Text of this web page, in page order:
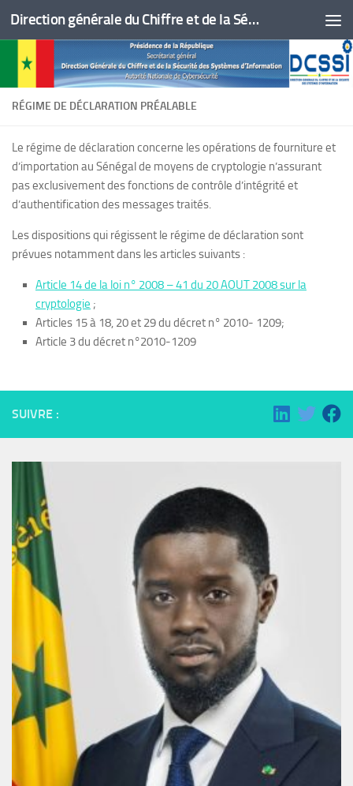
Skip to content Direction générale du Chiffre et de la Sécurité des Systèmes d'Information
RÉGIME DE DÉCLARATION PRÉALABLE
Le régime de déclaration concerne les opérations de fourniture et
d’importation au Sénégal de moyens de cryptologie n’assurant
pas exclusivement des fonctions de contrôle d’intégrité et
d’authentification des messages traités.
Les dispositions qui régissent le régime de déclaration sont
prévues notamment dans les articles suivants :
Article 14 de la loi n° 2008 – 41 du 20 AOUT 2008 sur la
cryptologie ;
Articles 15 à 18, 20 et 29 du décret n° 2010- 1209;
Article 3 du décret n°2010-1209
SUIVRE :